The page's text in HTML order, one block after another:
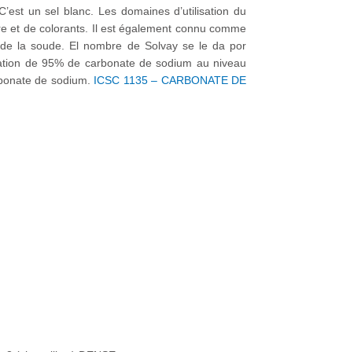
un sel blanc. Les domaines d’utilisation du
et de colorants. Il est également connu comme
la soude. El nombre de Solvay se le da por
de 95% de carbonate de sodium au niveau
de sodium. ICSC 1135 – CARBONATE DE